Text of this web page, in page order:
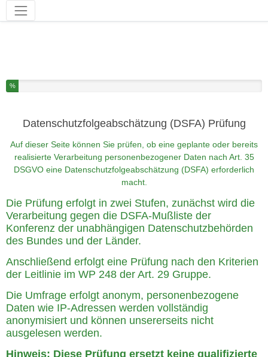
Werkzeuge
Sie haben % dieser Umfrage fertiggestellt.
%
Datenschutzfolgeabschätzung (DSFA) Prüfung
Auf dieser Seite können Sie prüfen, ob eine geplante oder bereits
realisierte Verarbeitung personenbezogener Daten nach Art. 35
DSGVO eine Datenschutzfolgeabschätzung (DSFA) erforderlich
macht.
Die Prüfung erfolgt in zwei Stufen, zunächst wird die
Verarbeitung gegen die DSFA-Mußliste der
Konferenz der unabhängigen Datenschutzbehörden
des Bundes und der Länder.
Anschließend erfolgt eine Prüfung nach den Kriterien
der Leitlinie im WP 248 der Art. 29 Gruppe.
Die Umfrage erfolgt anonym, personenbezogene
Daten wie IP-Adressen werden vollständig
anonymisiert und können unsererseits nicht
ausgelesen werden.
Hinweis: Diese Prüfung ersetzt keine qualifizierte